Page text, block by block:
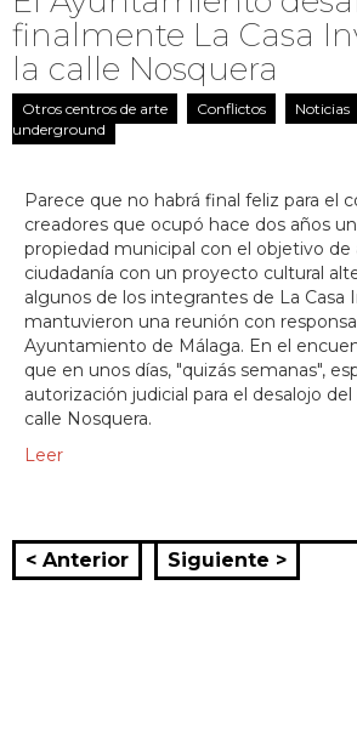
finalmente La Casa
la calle Nosquera
Otros centros de arte Conflictos Noticias
underground
Parece que no habrá final feliz para el
creadores que ocupó hace dos años
propiedad municipal con el objetivo de
ciudadanía con un proyecto cultural
algunos de los integrantes de La Casa
mantuvieron una reunión con
Ayuntamiento de Málaga. En el
que en unos días, "quizás semanas",
autorización judicial para el desalojo
calle Nosquera.
Leer
< Anterior Siguiente >